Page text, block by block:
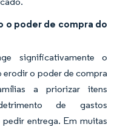
o poder de compra do
significativamente o
o poder de compra
a priorizar itens
de gastos
entrega. Em muitas